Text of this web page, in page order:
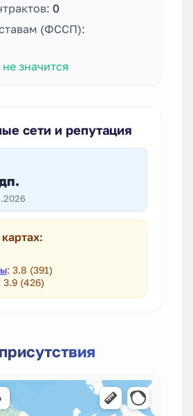
0
(ФССП):
значится
сети и репутация
: 3.8 (391)
3.9 (426)